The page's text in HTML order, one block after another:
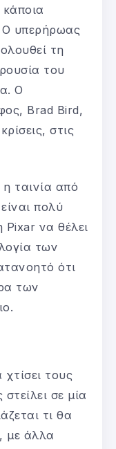
κάποια
Ο υπερήρωας
τη
του
Ο
Brad Bird,
στις
ταινία από
πολύ
να θέλει
των
ότι
των
τους
σε μία
τι θα
με άλλα